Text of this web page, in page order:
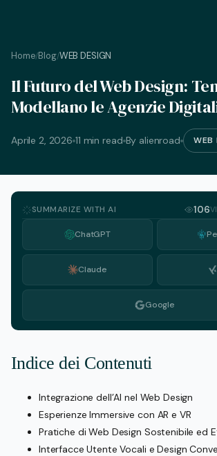
Home/Blog/WEB DESIGN
Il Futuro del Web Design:
Modellano le Agenzie
Aprile 2, 2026 11 min read By alienroad WEB
SUMMARIZE WITH AI 106
ChatGPT
Claude
Google
Indice dei Contenuti
Integrazione dell’AI nel Web Design
Esperienze Immersive con AR e VR
Pratiche di Web Design Sostenibile ed
Interfacce Utente Vocali e Design
Italiano